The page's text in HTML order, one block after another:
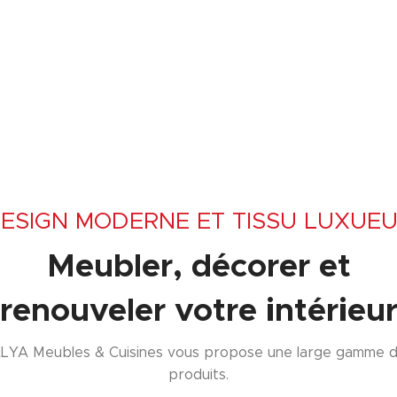
MODERNE ET TISSU
Meubler, décorer et
renouveler votre intérieur
Meubles & Cuisines vous propose une large gamme
produits.